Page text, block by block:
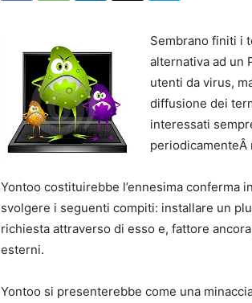
Sembrano finiti i
alternativa ad un
utenti da virus,
diffusione dei
interessati
periodicamenteÂ
Yontoo costituirebbe l’ennesima conferma
svolgere i seguenti compiti: installare un
richiesta attraverso di esso e, fattore
esterni.
Yontoo si presenterebbe come una